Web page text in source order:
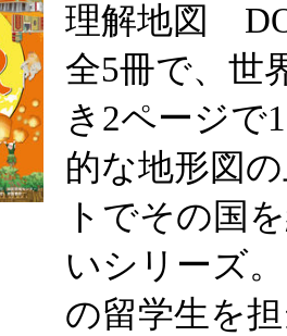
理解地図
全5冊で、世
き2ページで
的な地形図
トでその国
いシリーズ
の留学生を